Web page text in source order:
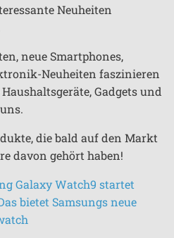
Neuheiten
neue Smartphones,
Neuheiten faszinieren
Gadgets und
die bald auf den Markt
davon gehört haben!
Galaxy Watch9 startet
bietet Samsungs neue